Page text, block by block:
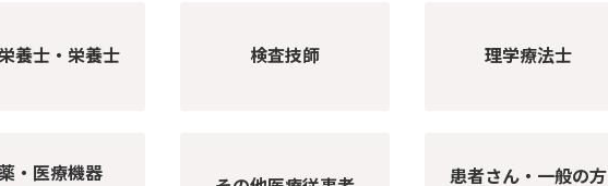
は、あらかじめ糖尿病治療の基本である食事療法、運動療法を十分行っ
養士・栄養士 検査技師 理学療法士
・医療機器
患者さん・一般の方